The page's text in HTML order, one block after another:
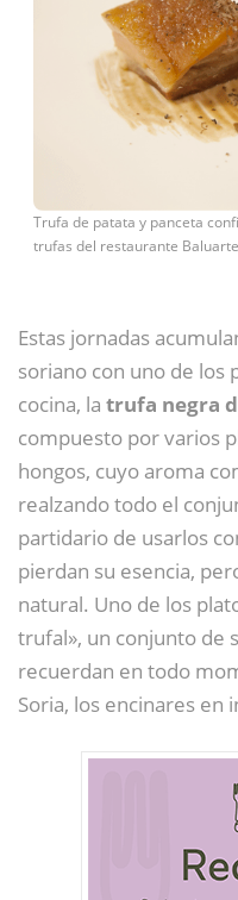
Trufa de patata y panceta
trufas del restaurante Baluarte
Estas jornadas
soriano con uno de los
cocina, la trufa negra
compuesto por varios
hongos, cuyo aroma
realzando todo el
partidario de usarlos
pierdan su esencia,
natural. Uno de los
trufal», un conjunto de
recuerdan en todo
Soria, los encinares en